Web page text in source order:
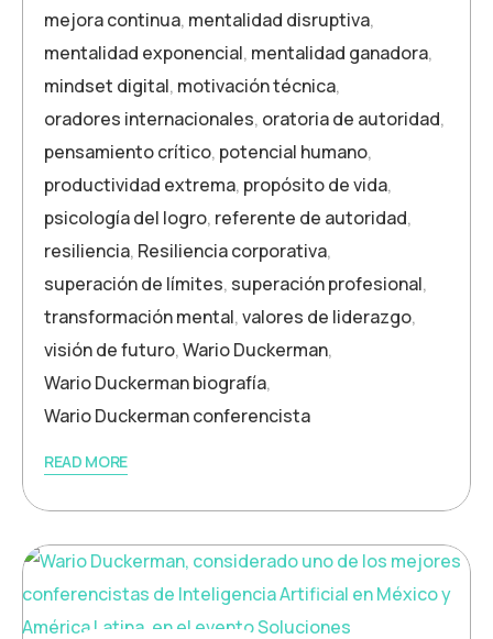
mejora continua, mentalidad disruptiva,
mentalidad exponencial, mentalidad ganadora,
mindset digital, motivación técnica,
oradores internacionales, oratoria de autoridad,
pensamiento crítico, potencial humano,
productividad extrema, propósito de vida,
psicología del logro, referente de autoridad,
resiliencia, Resiliencia corporativa,
superación de límites, superación profesional,
transformación mental,valores de liderazgo,
visión de futuro,Wario Duckerman,
Wario Duckerman biografía,
Wario Duckerman conferencista
READ MORE